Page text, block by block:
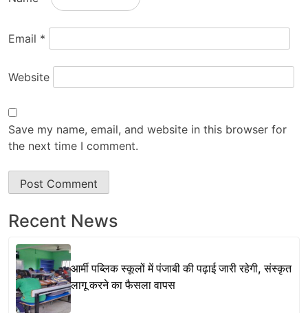
Email *
Website
Save my name, email, and website in this browser for
the next time I comment.
Recent News
आर्मी पब्लिक स्कूलों में पंजाबी की पढ़ाई जारी रहेगी, संस्कृत
लागू करने का फैसला वापस